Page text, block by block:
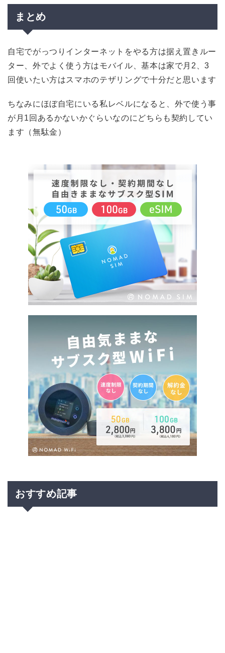
まとめ
自宅でがっつりインターネットをやる方は据え置きルー
ター、外でよく使う方はモバイル、基本は家で月2、3
回使いたい方はスマホのテザリングで十分だと思います
ちなみにほぼ自宅にいる私レベルになると、外で使う事
が月1回あるかないかぐらいなのにどちらも契約してい
ます（無駄金）
おすすめ記事